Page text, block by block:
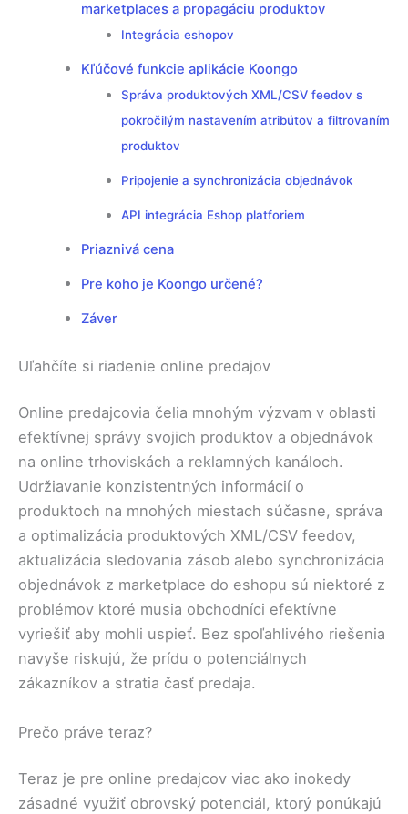
marketplaces a propagáciu produktov
Integrácia eshopov
Kľúčové funkcie aplikácie Koongo
Správa produktových XML/CSV feedov s
pokročilým nastavením atribútov a filtrovaním
produktov
Pripojenie a synchronizácia objednávok
API integrácia Eshop platforiem
Priaznivá cena
Pre koho je Koongo určené?
Záver
Uľahčíte si riadenie online predajov
Online predajcovia čelia mnohým výzvam v oblasti
efektívnej správy svojich produktov a objednávok
na online trhoviskách a reklamných kanáloch.
Udržiavanie konzistentných informácií o
produktoch na mnohých miestach súčasne, správa
a optimalizácia produktových XML/CSV feedov,
aktualizácia sledovania zásob alebo synchronizácia
objednávok z marketplace do eshopu sú niektoré z
problémov ktoré musia obchodníci efektívne
vyriešiť aby mohli uspieť. Bez spoľahlivého riešenia
navyše riskujú, že prídu o potenciálnych
zákazníkov a stratia časť predaja.
Prečo práve teraz?
Teraz je pre online predajcov viac ako inokedy
zásadné využiť obrovský potenciál, ktorý ponúkajú